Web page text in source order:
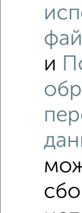
Рядом, с
Недалеко от
Комнаты в
и